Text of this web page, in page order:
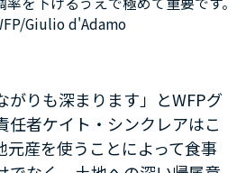
Giulio d'Adamo
がりも深まります」とWFPグ
任者ケイト・シンクレアはこ
元産を使うことによって食事